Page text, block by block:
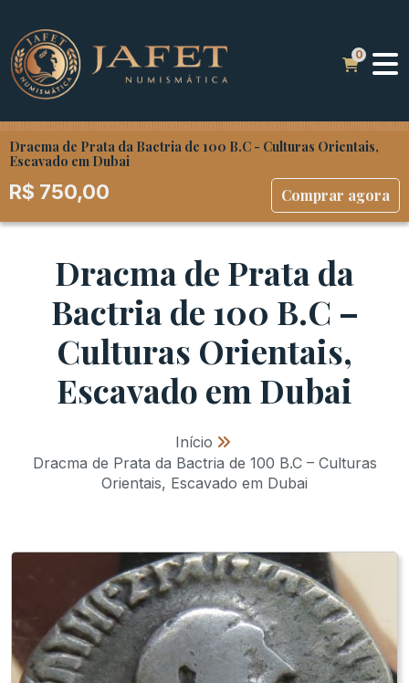
Dracma de Prata da Bactria de 100 B.C - Culturas Orientais,
Escavado em Dubai
R$ 750,00 Comprar agora
Dracma de Prata da
Bactria de 100 B.C –
Culturas Orientais,
Escavado em Dubai
Início »
Dracma de Prata da Bactria de 100 B.C – Culturas
Orientais, Escavado em Dubai